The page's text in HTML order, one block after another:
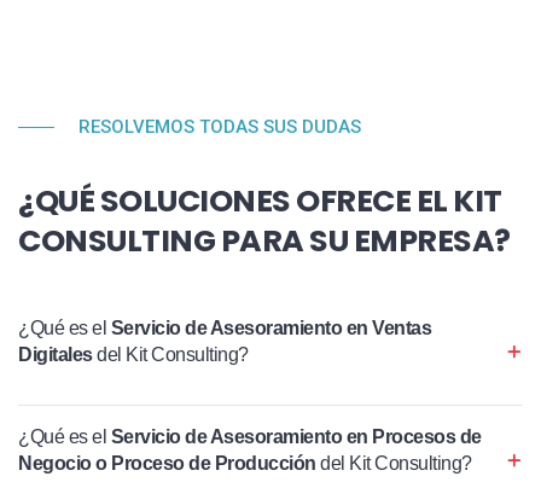
RESOLVEMOS TODAS SUS DUDAS
¿QUÉ SOLUCIONES OFRECE EL KIT
CONSULTING PARA SU EMPRESA?
¿Qué es el Servicio de Asesoramiento en Ventas
Digitalesdel Kit Consulting?
¿Qué es el Servicio de Asesoramiento en Procesos de
Negocio o Proceso de Producción del Kit Consulting?